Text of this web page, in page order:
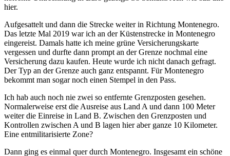
hier.
Aufgesattelt und dann die Strecke weiter in Richtung Montenegro.
Das letzte Mal 2019 war ich an der Küstenstrecke in Montenegro
eingereist. Damals hatte ich meine grüne Versicherungskarte
vergessen und durfte dann prompt an der Grenze nochmal eine
Versicherung dazu kaufen. Heute wurde ich nicht danach gefragt.
Der Typ an der Grenze auch ganz entspannt. Für Montenegro
bekommt man sogar noch einen Stempel in den Pass.
Ich hab auch noch nie zwei so entfernte Grenzposten gesehen.
Normalerweise erst die Ausreise aus Land A und dann 100 Meter
weiter die Einreise in Land B. Zwischen den Grenzposten und
Kontrollen zwischen A und B lagen hier aber ganze 10 Kilometer.
Eine entmilitarisierte Zone?
Dann ging es einmal quer durch Montenegro. Insgesamt ein schöne